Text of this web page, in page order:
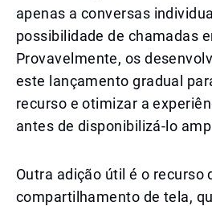
apenas a conversas
possibilidade de chamadas
Provavelmente, os
este lançamento gradual
recurso e otimizar a
antes de disponibilizá-lo
Outra adição útil é o recurso
compartilhamento de tela,